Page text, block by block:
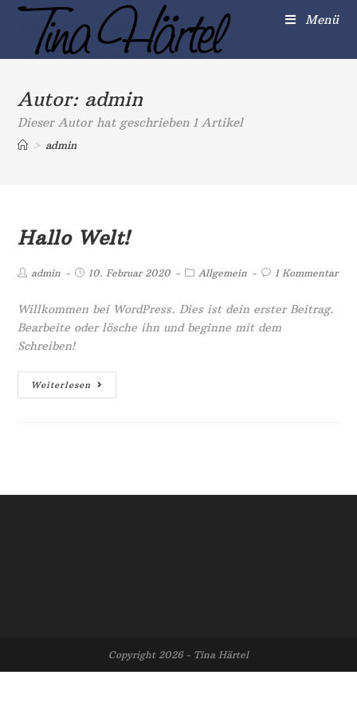
Zum
springen
Menü
Autor: admin
Dieser Autor hat geschrieben 1 Artikel
> admin
Hallo Welt!
Postadmin
Beitrag
10. Februar 2020
PostAllgemein
Post1 Kommentar
Willkommen bei WordPress. Dies ist dein erster Beitrag.
Bearbeite oder lösche ihn und beginne mit dem
Schreiben!
Weiterlesen
Welt!
Copyright 2026 - Tina Härtel